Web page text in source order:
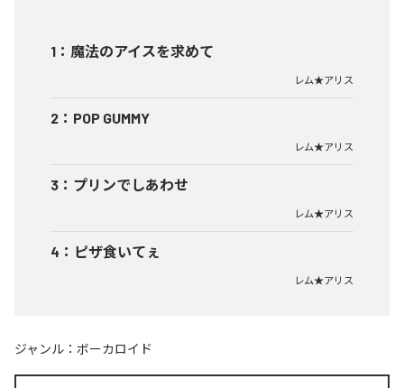
1 ： 魔法のアイスを求めて
レム★アリス
2 ： POP GUMMY
レム★アリス
3 ： プリンでしあわせ
レム★アリス
4 ： ピザ食いてぇ
レム★アリス
ジャンル： ボーカロイド